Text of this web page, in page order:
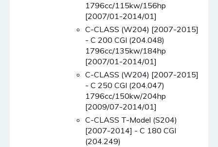
1796cc/115kw/156hp
[2007/01-2014/01]
C-CLASS (W204) [2007-2015]
- C 200 CGI (204.048)
1796cc/135kw/184hp
[2007/01-2014/01]
C-CLASS (W204) [2007-2015]
- C 250 CGI (204.047)
1796cc/150kw/204hp
[2009/07-2014/01]
C-CLASS T-Model (S204)
[2007-2014] - C 180 CGI
(204.249)